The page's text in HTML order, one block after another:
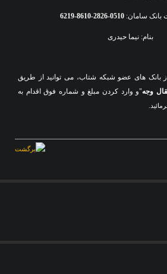
بانک سامان: 0510-2826-8610-6219
بنام: نیما حیدری
بانک های عضو شبکه شتاب، می توانید از طریق
وجه"و وارد کردن مبلغ و شماره فوق اقدام به